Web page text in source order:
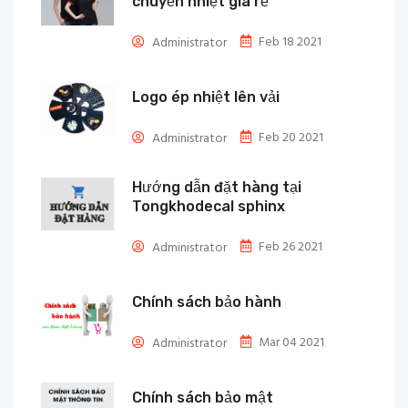
Administrator Feb 18 2021
Logo ép nhiệt lên vải
Administrator Feb 20 2021
Hướng dẫn đặt hàng tại
Tongkhodecal sphinx
Administrator Feb 26 2021
Chính sách bảo hành
Administrator Mar 04 2021
Chính sách bảo mật